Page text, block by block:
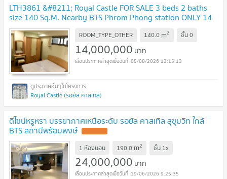
LTH3861 &#8211; Royal Castle FOR SALE 3 beds 2 baths
size 140 Sq.M. Nearby BTS Phrom Phong station ONLY 14
MB
ROOM_TYPE_OTHER 140.0 m2 ชั้น0
14,000,000 บาท
05/08/2026 13:15:13
Royal Castle (รอยัล คาสเทิล)
ดีไซน์หรูหรา บรรยากาศเหนือระดับ รอยัล คาสเทิล สุขุมวิท ใกล้
BTS สถานีพร้อมพงษ์
1 ห้องนอน 190.0 m2 ชั้น 1x
24,000,000 บาท
19/06/2026 9:25:35